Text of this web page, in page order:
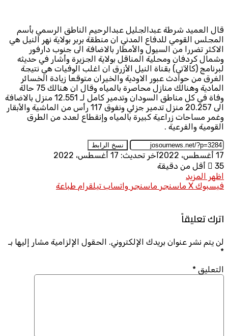
قال العميد شرطة عبدالجليل عبدالرحيم الناطق الرسمي بأسم
المجلس القومي للدفاع المدني ان منطقة بربر بولاية نهر النيل هي
الاكثر تضررا من السيول والأمطار بالاضافة الى جنوب دارفور
وشمال كردفان ومحلية المناقل بولاية الجزيرة وأشار في حديثه
لبرنامج (كالآتي) بقناة النيل الأزرق ان اغلب الوفيات هي نتيجة
الغرق من حوادث عبور الاودية والخيران متوقعا زيادة الخسائر
المادية وهنالك منازل محاصرة بالمياه وقال ان هنالك 75 حالة
وفاة في كل مناطق السودان وتدمير كامل لـ 12.551 منزل بالاضافة
الى 20.257 منزل تدمير جزئي ونفوق 117 رأس من الماشية والأبقار
وغمر مساحات زراعية كبيرة بالمياه وإنقطاع لعدد من الطرق
القومية والفرعية .
نسخ الرابط
17 أغسطس، 2022
آخر تحديث: 17 أغسطس، 2022
35
أقل من دقيقة
اظهر المزيد
فيسبوك X ماسنجر ماسنجر واتساب تيلقرام طباعة
اترك تعليقاً
لن يتم نشر عنوان بريدك الإلكتروني.
الحقول الإلزامية مشار إليها بـ
*
التعليق *